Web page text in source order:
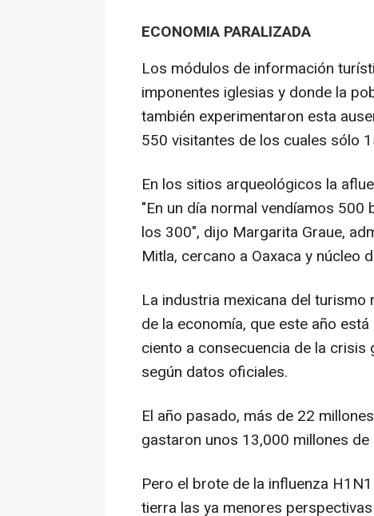
ECONOMIA PARALIZADA
Los módulos de información
imponentes iglesias y donde la
también experimentaron esta
550 visitantes de los cuales sólo
En los sitios arqueológicos la
"En un día normal vendíamos
los 300", dijo Margarita Graue,
Mitla, cercano a Oaxaca y núcleo
La industria mexicana del
de la economía, que este año
ciento a consecuencia de la
según datos oficiales.
El año pasado, más de 22
gastaron unos 13,000 millones de
Pero el brote de la influenza
tierra las ya menores